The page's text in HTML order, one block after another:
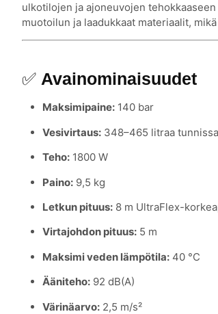
ulkotilojen ja ajoneuvojen
muotoilun ja laadukkaat materiaalit,
✅ Avainominaisuudet
Maksimipaine: 140 bar
Vesivirtaus: 348–465 litraa tunnissa
Teho: 1800 W
Paino: 9,5 kg
Letkun pituus: 8 m UltraFlex-
Virtajohdon pituus: 5 m
Maksimi veden lämpötila: 40 °C
Ääniteho: 92 dB(A)
Värinäarvo: 2,5 m/s²